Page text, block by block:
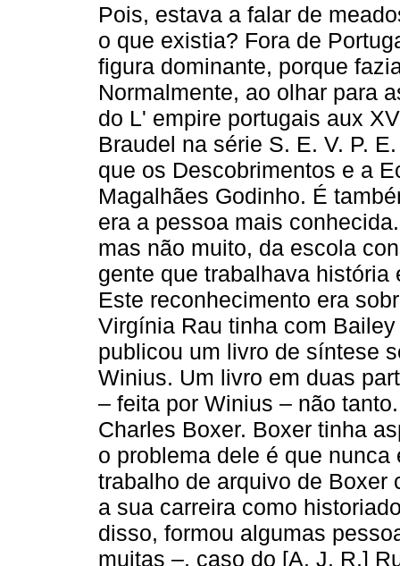
Pois, estava a falar de
o que existia? Fora de
figura dominante, porque
Normalmente, ao olhar para
do L' empire portugais aux
Braudel na série S. E. V. P.
que os Descobrimentos e a
Magalhães Godinho. É
era a pessoa mais
mas não muito, da escola
gente que trabalhava
Este reconhecimento era
Virgínia Rau tinha com
publicou um livro de síntese
Winius. Um livro em duas
– feita por Winius – não
Charles Boxer. Boxer tinha
o problema dele é que
trabalho de arquivo de
a sua carreira como
disso, formou algumas
muitas –, caso do [A. J. R.]